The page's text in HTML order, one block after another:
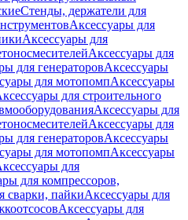
Стенды, держатели для
Аксессуары для
Аксессуары для
Аксессуары для
для генераторовАксессуары
для мотопомпАксессуары
для строительного
Аксессуары для
Аксессуары для
для генераторовАксессуары
для мотопомпАксессуары
для
для компрессоров,
сварки, пайкиАксессуары для
Аксессуары для